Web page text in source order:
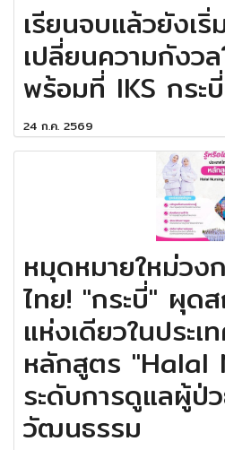
เรียนจบแล้วยังเริ่
เปลี่ยนความกังว
พร้อมที่ IKS กระบี่
24 ก.ค. 2569
หมุดหมายใหม่วง
ไทย! "กระบี่" ผุด
แห่งเดียวในประเ
หลักสูตร "Halal
ระดับการดูแลผู้ป่
วัฒนธรรม